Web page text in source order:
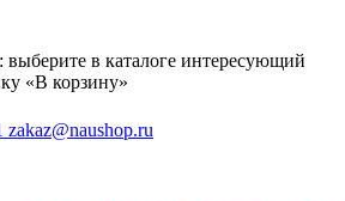
выберите в каталоге интересующий
«В корзину»
zakaz@naushop.ru